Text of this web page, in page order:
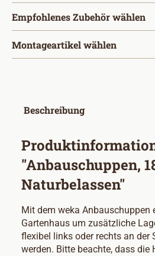
Empfohlenes Zubehör wählen
Montageartikel wählen
Beschreibung
"Anbauschuppen,
Naturbelassen"
Mit dem weka Anbauschuppen
Gartenhaus um zusätzliche
flexibel links oder rechts an der
werden. Bitte beachte, dass die